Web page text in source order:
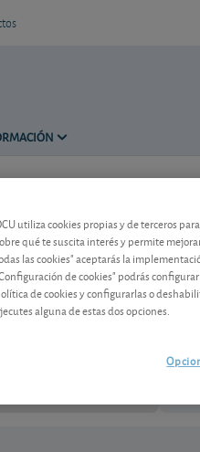
utiliza cookies propias y de terceros
qué te suscita interés y permite
las cookies" aceptarás la
de cookies" podrás
de cookies y configurarlas o
alguna de estas dos opciones.